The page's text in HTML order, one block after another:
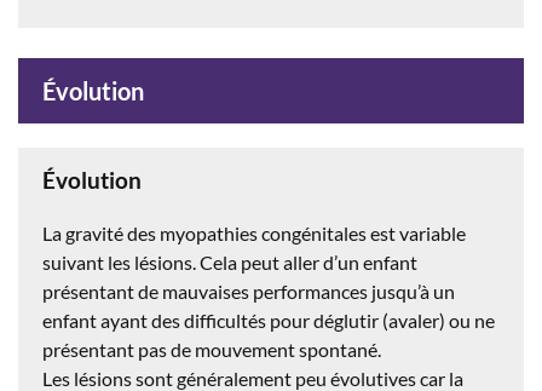
Évolution
Évolution
La gravité des myopathies congénitales est variable
suivant les lésions. Cela peut aller d’un enfant
présentant de mauvaises performances jusqu’à un
enfant ayant des difficultés pour déglutir (avaler) ou ne
présentant pas de mouvement spontané.
Les lésions sont généralement peu évolutives car la